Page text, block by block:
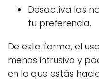
Desactiva las
tu preferencia.
De esta forma, el
menos intrusivo y
en lo que estás